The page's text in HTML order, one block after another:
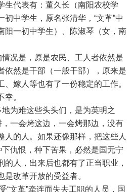
生代表有：董久长（南阳农校学
中学生，原名张清华，“文革”中
阳一初中学生）、陈淑琴（女，南
情况是，原是农民、工人者依然是
依然是干部（一般干部），原来是
嫁人等也有了一份稳定的工作。
。
地为难这些头头们，是为英明之
，一会烤这边，一会烤那边，没有
人的人。如果还像那样，把这些人
下仇恨，种下苦果，必然是国无宁
的人，出来后也都有了正当职业，
改革开放的受益者。
“文革”牵连而失去工职的人员，国